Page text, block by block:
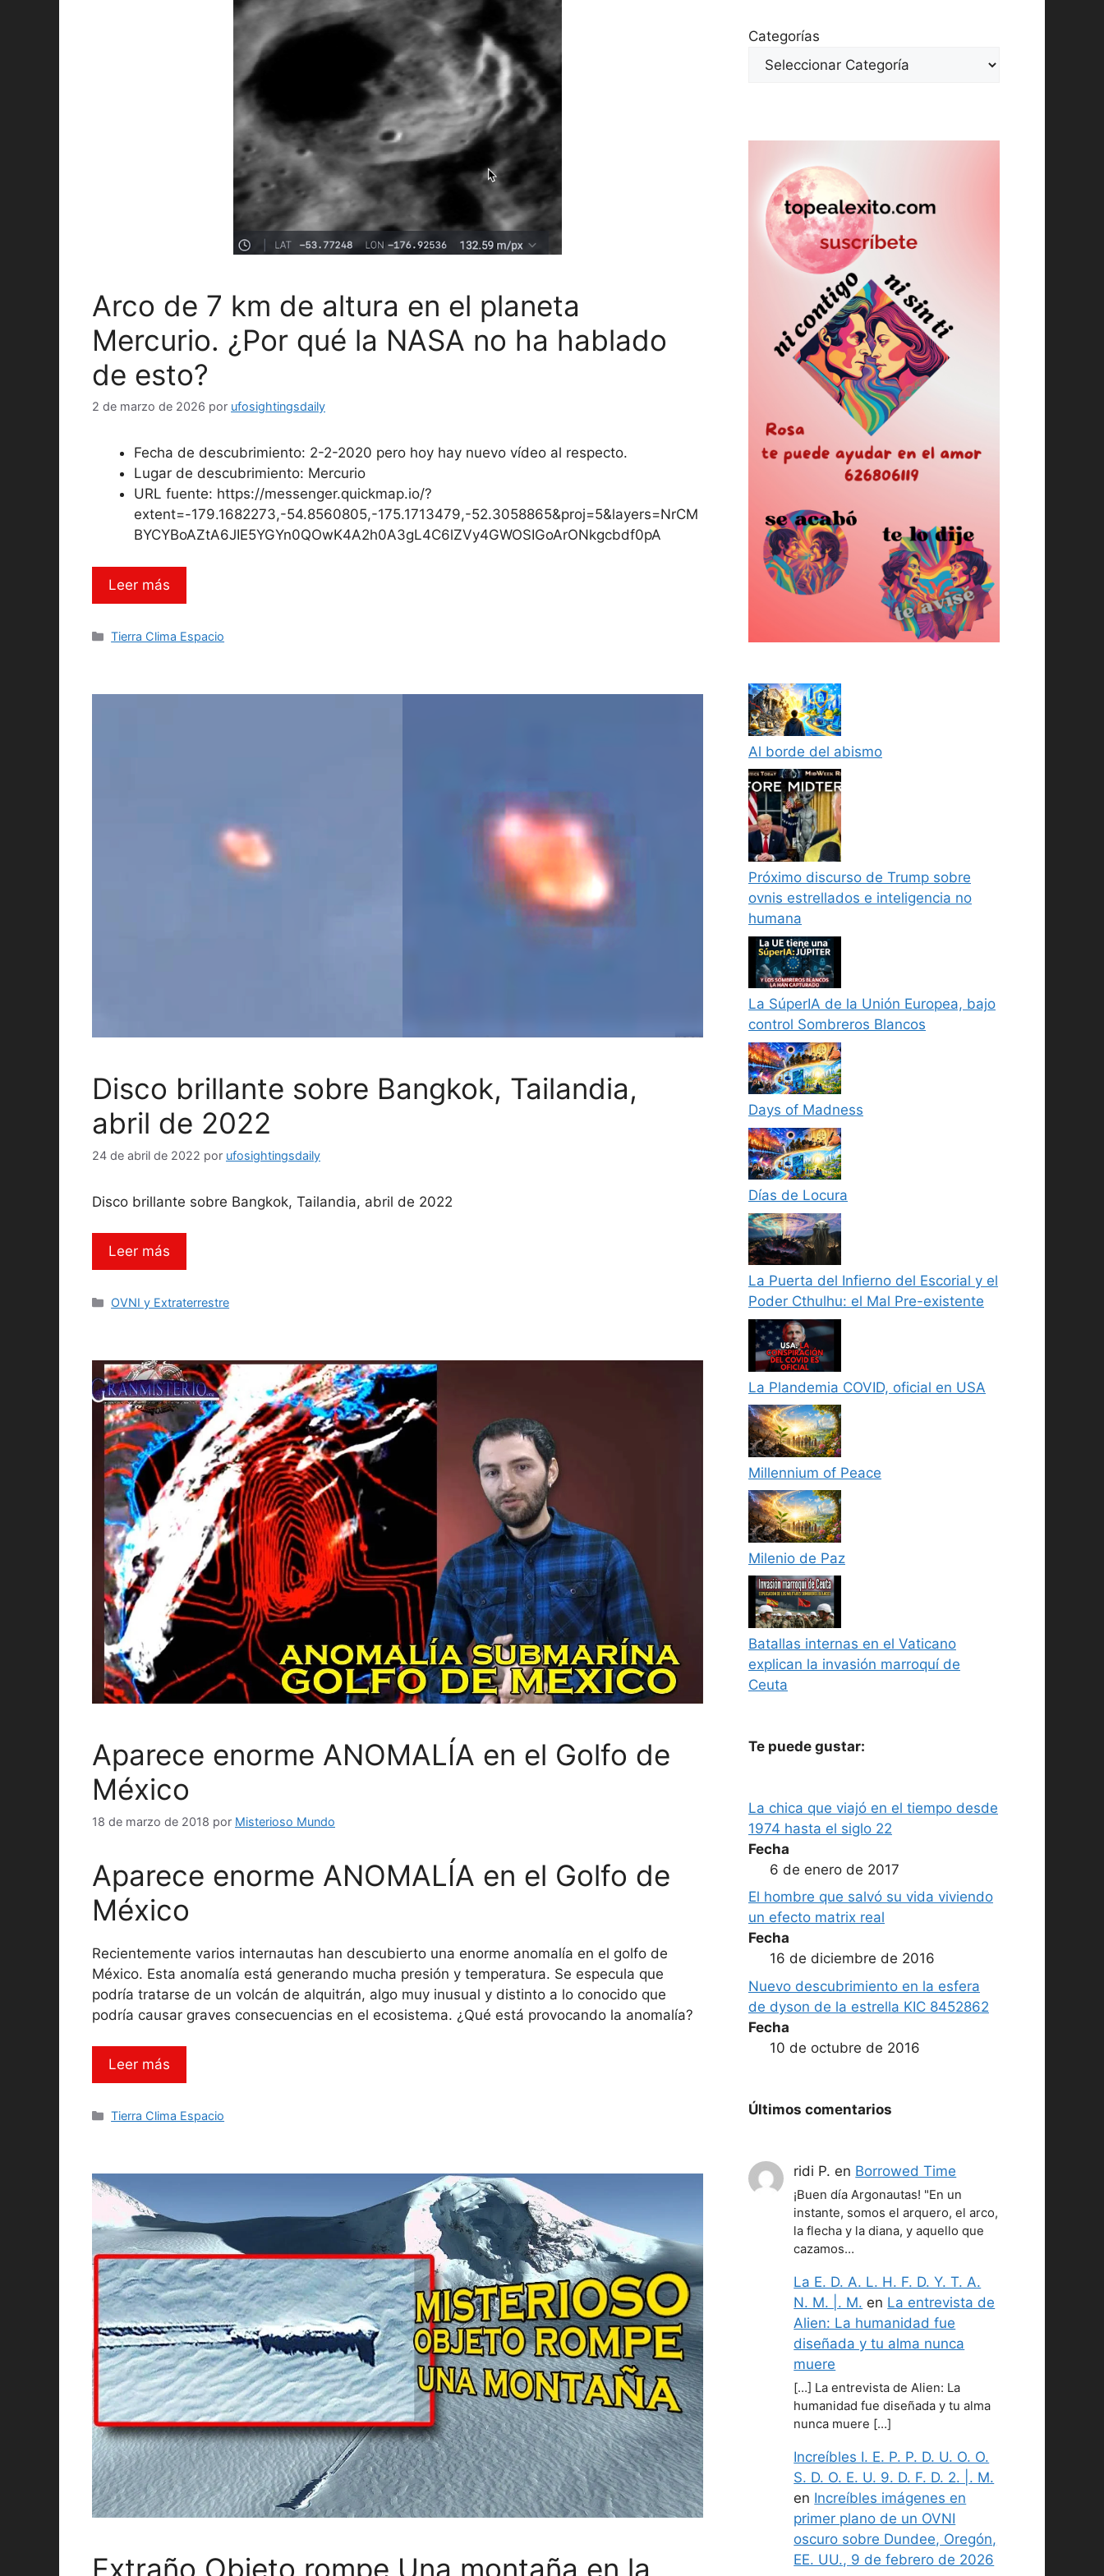
Arco de 7 km de altura en el planeta
Mercurio. ¿Por qué la NASA no ha hablado
de esto?
2 de marzo de 2026 por ufosightingsdaily
Fecha de descubrimiento: 2-2-2020 pero hoy hay nuevo vídeo al respecto.
Lugar de descubrimiento: Mercurio
URL fuente: https://messenger.quickmap.io/?
extent=-179.1682273,-54.8560805,-175.1713479,-52.3058865&proj=5&layers=NrCM
BYCYBoAZtA6JIE5YGYn0QOwK4A2h0A3gL4C6lZVy4GWOSIGoArONkgcbdf0pA
Leer más
Categorías
Tierra Clima Espacio
Disco brillante sobre Bangkok, Tailandia,
abril de 2022
24 de abril de 2022 por ufosightingsdaily
Disco brillante sobre Bangkok, Tailandia, abril de 2022
Leer más
Categorías
OVNI y Extraterrestre
Aparece enorme ANOMALÍA en el Golfo de
México
18 de marzo de 2018 por Misterioso Mundo
Aparece enorme ANOMALÍA en el Golfo de
México
Recientemente varios internautas han descubierto una enorme anomalía en el golfo de
México. Esta anomalía está generando mucha presión y temperatura. Se especula que
podría tratarse de un volcán de alquitrán, algo muy inusual y distinto a lo conocido que
podría causar graves consecuencias en el ecosistema. ¿Qué está provocando la anomalía?
Leer más
Categorías
Tierra Clima Espacio
Extraño Objeto rompe Una montaña en la
Categorías
Al borde del abismo
Próximo discurso de Trump sobre
ovnis estrellados e inteligencia no
humana
La SúperIA de la Unión Europea, bajo
control Sombreros Blancos
Days of Madness
Días de Locura
La Puerta del Infierno del Escorial y el
Poder Cthulhu: el Mal Pre-existente
La Plandemia COVID, oficial en USA
Millennium of Peace
Milenio de Paz
Batallas internas en el Vaticano
explican la invasión marroquí de
Ceuta
Te puede gustar:
La chica que viajó en el tiempo desde
1974 hasta el siglo 22
Fecha
6 de enero de 2017
El hombre que salvó su vida viviendo
un efecto matrix real
Fecha
16 de diciembre de 2016
Nuevo descubrimiento en la esfera
de dyson de la estrella KIC 8452862
Fecha
10 de octubre de 2016
Últimos comentarios
ridi P. en Borrowed Time
¡Buen día Argonautas! "En un
instante, somos el arquero, el arco,
la flecha y la diana, y aquello que
cazamos…
La E. D. A. L. H. F. D. Y. T. A.
N. M. |. M. en La entrevista de
Alien: La humanidad fue
diseñada y tu alma nunca
muere
[…] La entrevista de Alien: La
humanidad fue diseñada y tu alma
nunca muere […]
Increíbles I. E. P. P. D. U. O. O.
S. D. O. E. U. 9. D. F. D. 2. |. M.
en Increíbles imágenes en
primer plano de un OVNI
oscuro sobre Dundee, Oregón,
EE. UU., 9 de febrero de 2026